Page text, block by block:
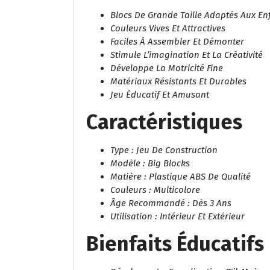
Blocs De Grande Taille Adaptés Aux
Couleurs Vives Et Attractives
Faciles À Assembler Et Démonter
Stimule L’imagination Et La Créativité
Développe La Motricité Fine
Matériaux Résistants Et Durables
Jeu Éducatif Et Amusant
Caractéristiques
Type : Jeu De Construction
Modèle : Big Blocks
Matière : Plastique ABS De Qualité
Couleurs : Multicolore
Âge Recommandé : Dès 3 Ans
Utilisation : Intérieur Et Extérieur
Bienfaits Éducatifs